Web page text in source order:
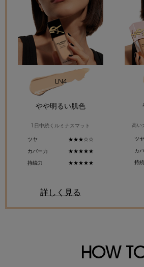
LN4
やや明るい肌色
1日中続くルミナスマット
ツヤ ★★★☆☆
カバー力 ★★★★★
持続力 ★★★★★
詳しく見る
高い
ツヤ
カ
持
HOW